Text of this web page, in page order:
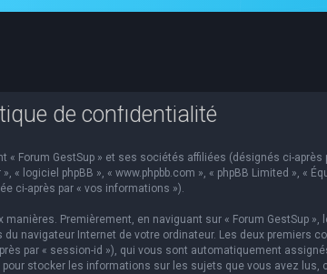
de confidentialité
Forum GestSup » et ses sociétés affiliées (désignés ci-après
« logiciel phpBB », « www.phpbb.com », « phpBB Limited »,
ci-après par « vos informations »).
Premièrement, en naviguant sur « Forum GestSup
navigateur Internet de votre ordinateur. Les deux premiers
par « session-id »), qui vous sont automatiquement
pour stocker les informations sur les sujets que vous avez lus,